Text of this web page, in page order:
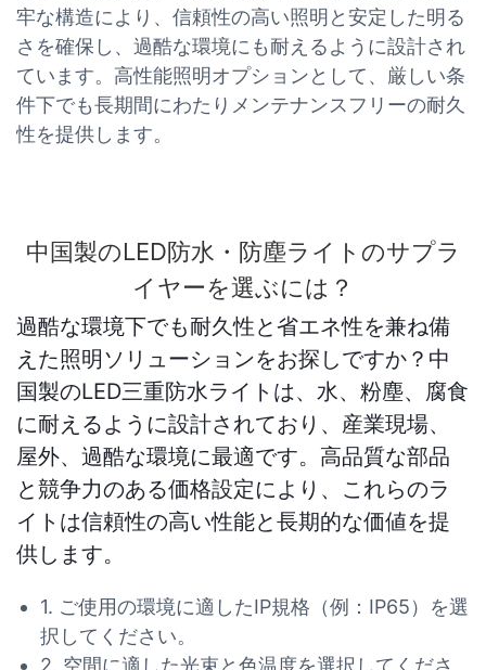
牢な構造により、信頼性の高い照明と安定した明る
さを確保し、過酷な環境にも耐えるように設計され
ています。高性能照明オプションとして、厳しい条
件下でも長期間にわたりメンテナンスフリーの耐久
性を提供します。
中国製のLED防水・防塵ライトのサプラ
イヤーを選ぶには？
過酷な環境下でも耐久性と省エネ性を兼ね備
えた照明ソリューションをお探しですか？中
国製のLED三重防水ライトは、水、粉塵、腐食
に耐えるように設計されており、産業現場、
屋外、過酷な環境に最適です。高品質な部品
と競争力のある価格設定により、これらのラ
イトは信頼性の高い性能と長期的な価値を提
供します。
1. ご使用の環境に適したIP規格（例：IP65）を選
択してください。